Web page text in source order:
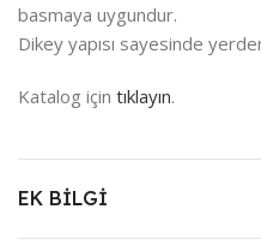
basmaya uygundur.
Dikey yapısı sayesinde
Katalog için tıklayın.
EK BILGI